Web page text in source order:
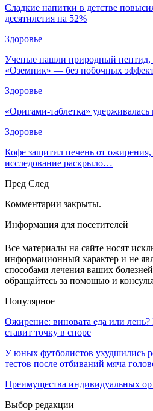
Сладкие напитки в детстве
десятилетия на 52%
Здоровье
Ученые нашли природный пептид,
«Оземпик» — без побочных
Здоровье
«Оригами-таблетка» удерживалась
Здоровье
Кофе защитил печень от
исследование раскрыло…
Пред След
Комментарии закрыты.
Информация для посетителей
Все материалы на сайте носят
информационный характер и не
способами лечения ваших
обращайтесь за помощью и
Популярное
Ожирение: виновата еда или лень?
ставит точку в споре
У юных футболистов ухудшились
тестов после отбиваний мяча
Преимущества индивидуальных
Выбор редакции